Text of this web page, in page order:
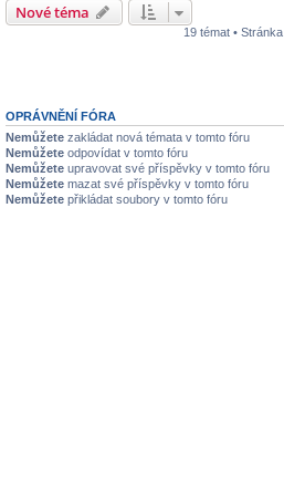
Nové téma
19 témat • Stránka
OPRÁVNĚNÍ FÓRA
Nemůžete zakládat nová témata v tomto fóru
Nemůžete odpovídat v tomto fóru
Nemůžete upravovat své příspěvky v tomto fóru
Nemůžete mazat své příspěvky v tomto fóru
Nemůžete přikládat soubory v tomto fóru